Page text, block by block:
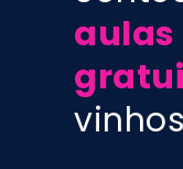
aulas
vinhos